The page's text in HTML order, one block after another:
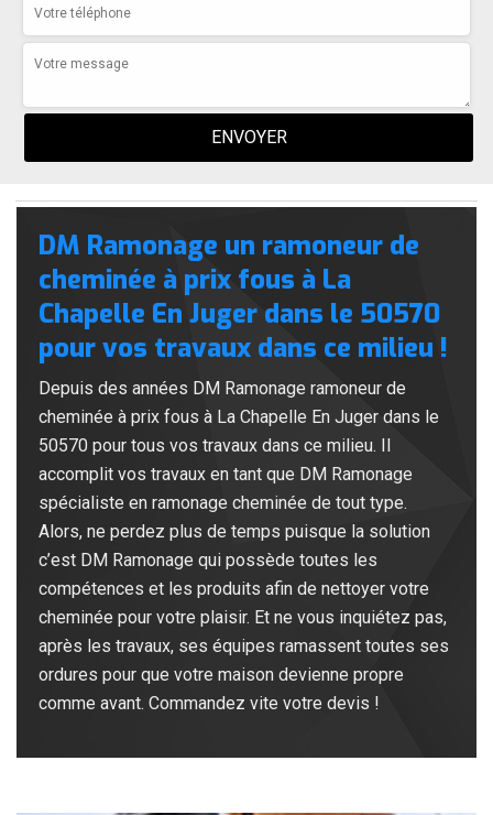
DM Ramonage un ramoneur de
cheminée à prix fous à La
Chapelle En Juger dans le 50570
pour vos travaux dans ce milieu !
Depuis des années DM Ramonage ramoneur de
cheminée à prix fous à La Chapelle En Juger dans le
50570 pour tous vos travaux dans ce milieu. Il
accomplit vos travaux en tant que DM Ramonage
spécialiste en ramonage cheminée de tout type.
Alors, ne perdez plus de temps puisque la solution
c’est DM Ramonage qui possède toutes les
compétences et les produits afin de nettoyer votre
cheminée pour votre plaisir. Et ne vous inquiétez pas,
après les travaux, ses équipes ramassent toutes ses
ordures pour que votre maison devienne propre
comme avant. Commandez vite votre devis !